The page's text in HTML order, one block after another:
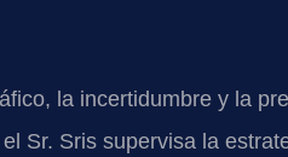
la incertidumbre y la
el Sr. Sris supervisa la